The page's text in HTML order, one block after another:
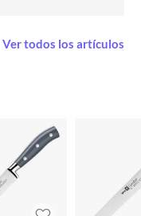
Ver todos los artículos